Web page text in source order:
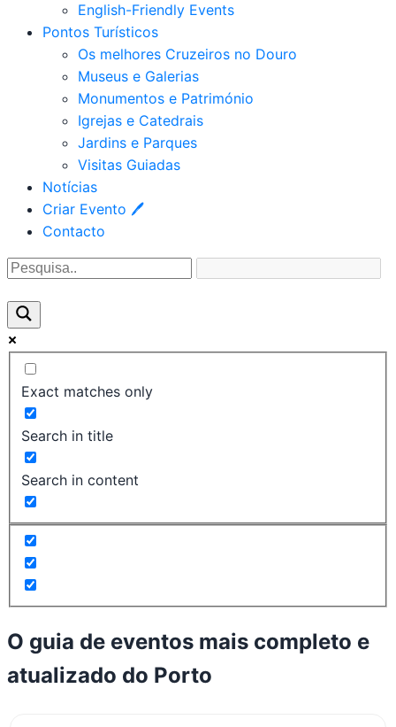
English-Friendly Events
Pontos Turísticos
Os melhores Cruzeiros no Douro​
Museus e Galerias
Monumentos e Património
Igrejas e Catedrais
Jardins e Parques
Visitas Guiadas
Notícias
Criar Evento 🖊
Contacto
Exact matches only
Search in title
Search in content
O guia de eventos mais completo e
atualizado do Porto